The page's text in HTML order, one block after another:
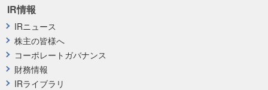
IR情報
IRニュース
株主の皆様へ
コーポレートガバナンス
財務情報
IRライブラリ